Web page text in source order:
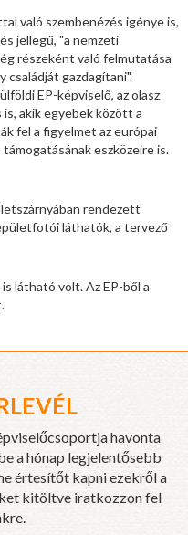
való szembenézés igénye is,
jellegű, "a nemzeti
részeként való felmutatása
családját gazdagítani".
EP-képviselő, az olasz
akik egyebek között a
fel a figyelmet az európai
eszközeire is.
rendezett
láthatók, a tervező
látható volt. Az EP-ből a
havonta
a hónap legjelentősebb
értesítőt kapni ezekről a
kitöltve iratkozzon fel